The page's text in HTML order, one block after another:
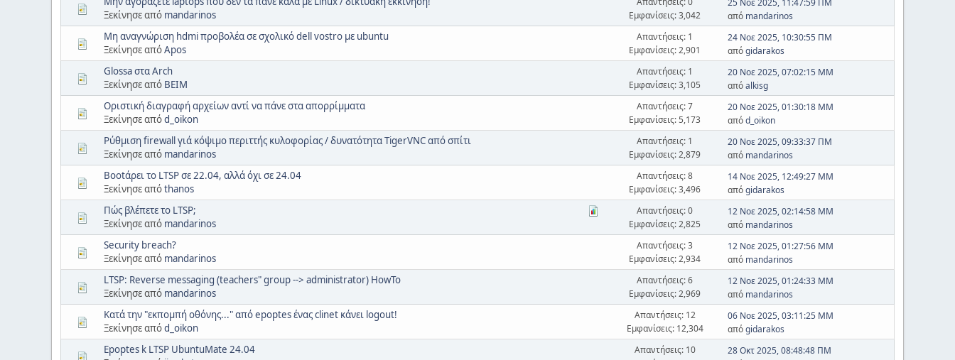
Ξεκίνησε από mandarinos
Εμφανίσεις: 3,042
25 Νοε 2025, 11:47:59 ΠΜ
από mandarinos
Μη αναγνώριση hdmi προβολέα σε σχολικό dell vostro με ubuntu
Ξεκίνησε απόApos
Απαντήσεις: 1
Εμφανίσεις: 2,901
24 Νοε 2025, 10:30:55 ΠΜ
απόgidarakos
Glossa στα Arch
Ξεκίνησε από ΒΕΙΜ
Απαντήσεις: 1
Εμφανίσεις: 3,105
20 Νοε 2025, 07:02:15 ΜΜ
απόalkisg
Οριστική διαγραφή αρχείων αντί να πάνε στα απορρίμματα
Ξεκίνησε απόd_oikon
Απαντήσεις: 7
Εμφανίσεις: 5,173
20 Νοε 2025, 01:30:18 ΜΜ
απόd_oikon
Ρύθμιση firewall γιά κόψιμο περιττής κυλοφορίας / δυνατότητα TigerVNC από σπίτι
Ξεκίνησε από mandarinos
Απαντήσεις: 1
Εμφανίσεις: 2,879
20 Νοε 2025, 09:33:37 ΠΜ
από mandarinos
Bootάρει το LTSP σε 22.04, αλλά όχι σε 24.04
Ξεκίνησε απόthanos
Απαντήσεις: 8
Εμφανίσεις: 3,496
14 Νοε 2025, 12:49:27 ΜΜ
απόgidarakos
Πώς βλέπετε το LTSP;
Ξεκίνησε από mandarinos
Απαντήσεις: 0
Εμφανίσεις: 2,825
12 Νοε 2025, 02:14:58 ΜΜ
από mandarinos
Security breach?
Ξεκίνησε από mandarinos
Απαντήσεις: 3
Εμφανίσεις: 2,934
12 Νοε 2025, 01:27:56 ΜΜ
από mandarinos
LTSP: Reverse messaging (teachers" group --> administrator) HowTo
Ξεκίνησε από mandarinos
Απαντήσεις: 6
Εμφανίσεις: 2,969
12 Νοε 2025, 01:24:33 ΜΜ
από mandarinos
Κατά την "εκπομπή οθόνης..." από epoptes ένας clinet κάνει logout!
Ξεκίνησε απόd_oikon
Απαντήσεις: 12
Εμφανίσεις: 12,304
06 Νοε 2025, 03:11:25 ΜΜ
απόgidarakos
Εpoptes k LTSP UbuntuMate 24.04
Απαντήσεις: 10
28 Οκτ 2025, 08:48:48 ΠΜ